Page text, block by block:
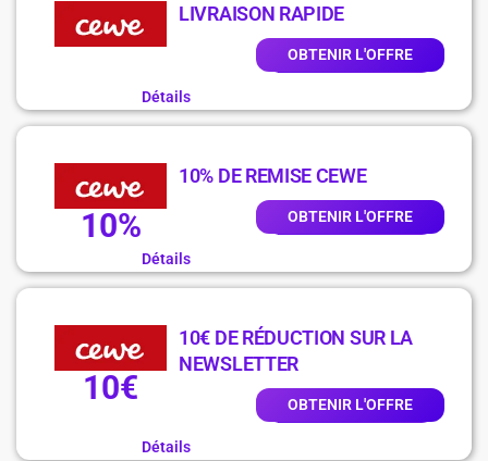
LIVRAISON RAPIDE
OBTENIR L'OFFRE
Détails
10%
10% DE REMISE CEWE
OBTENIR L'OFFRE
Détails
10€
10€ DE RÉDUCTION SUR LA
NEWSLETTER
OBTENIR L'OFFRE
Détails